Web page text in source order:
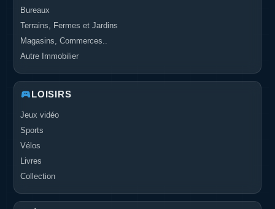
Bureaux
Terrains, Fermes et Jardins
Magasins, Commerces..
Autre Immobilier
LOISIRS
Jeux vidéo
Sports
Vélos
Livres
Collection